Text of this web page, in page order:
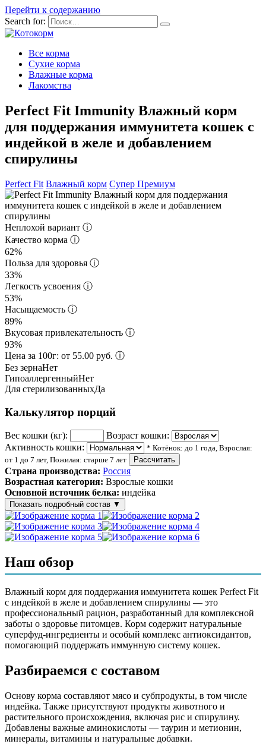
Перейти к содержанию
Search for:
Все корма
Сухие корма
Влажные корма
Лакомства
Perfect Fit Immunity Влажный корм
для поддержания иммунитета кошек с
индейкой в желе и добавлением
спирулины
Perfect Fit Влажный корм Супер Премиум
Неплохой вариант ⓘ
Качество корма ⓘ
62%
Польза для здоровья ⓘ
33%
Легкость усвоения ⓘ
53%
Насыщаемость ⓘ
89%
Вкусовая привлекательность ⓘ
93%
Цена за 100г: от 55.00 руб. ⓘ
Без зернаНет
ГипоаллергенныйНет
Для стерилизованныхДа
Калькулятор порций
Вес кошки (кг):
Возраст кошки:
Активность кошки:
* Котёнок: до 1 года, Взрослая:
от 1 до 7 лет, Пожилая: старше 7 лет
Рассчитать
Страна производства: Россия
Возрастная категория: Взрослые кошки
Основной источник белка: индейка
Показать подробный состав ▼
Состав корма
животного происхождения, продукты растительного
происхождения (в том числе рис и спирулина), аминокислоты
вещества, витамины, подсолнечное масло, сахара, L-
карнитин, натуральный краситель бета-каротин
Аналитический состав
белок - 7,0%, жир - 3,0%, зола - 1,5%, клетчатка - 0,1%, влага -
мг
Дополнительные ингредиенты
спирулина, таурин, L-карнитин, витамины A, E, C, D3, B1,
B2, B3, B6, B9, холин
Наш обзор
Влажный корм для поддержания иммунитета кошек Perfect Fit
с индейкой в желе и добавлением спирулины — это
профессиональный рацион, разработанный для комплексной
заботы о здоровье питомцев. Корм содержит натуральные
суперфуд-ингредиенты и особый комплекс антиоксидантов,
помогающий поддержать иммунную систему кошек.
Разбираемся с составом
Основу корма составляют мясо и субпродукты, в том числе
индейка. Также присутствуют продукты животного и
растительного происхождения, включая рис и спирулину.
Добавлены важные аминокислоты — таурин и метионин,
минералы, витамины и натуральные добавки.